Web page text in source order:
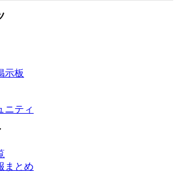
示板
ニティ
まとめ